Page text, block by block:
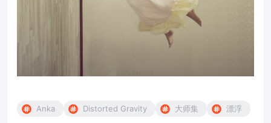
Anka Distorted Gravity 大师集 漂浮